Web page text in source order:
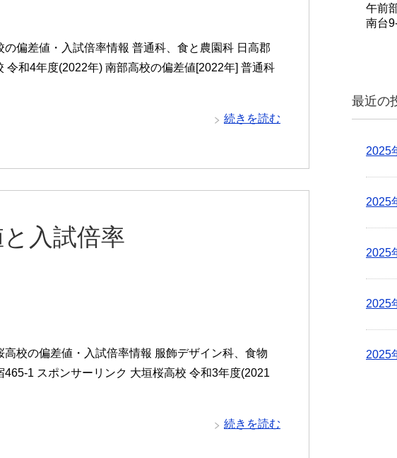
偏差値・入試倍率情報 普通科、食と農園科 日高郡
和4年度(2022年) 南部高校の偏差値[2022年] 普通科
続きを読む
入試倍率
校の偏差値・入試倍率情報 服飾デザイン科、食物
1 スポンサーリンク 大垣桜高校 令和3年度(2021
続きを読む
午前
南台
最近の
2025
2025
2025
2025
2025